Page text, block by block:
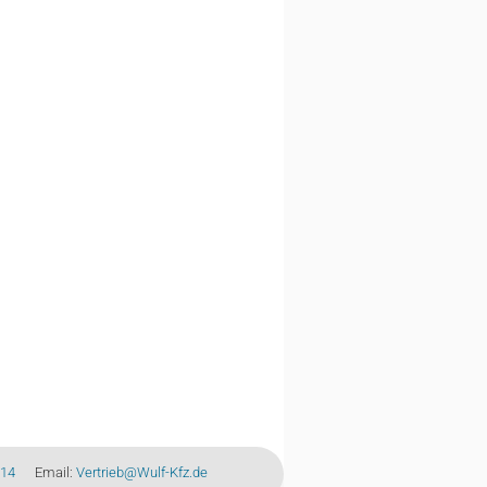
Email: Vertrieb@Wulf-Kfz.de